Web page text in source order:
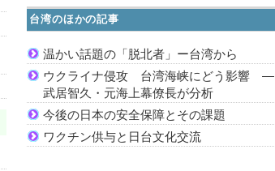
台湾のほかの記事
温かい話題の「脱北者」ー台湾から
ウクライナ侵攻 台湾海峡にどう影響 ―
武居智久・元海上幕僚長が分析
今後の日本の安全保障とその課題
ワクチン供与と日台文化交流